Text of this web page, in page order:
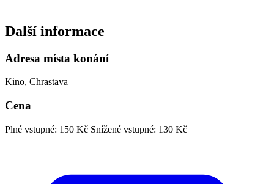
Další informace
Adresa místa konání
Kino, Chrastava
Cena
Plné vstupné: 150 Kč Snížené vstupné: 130 Kč